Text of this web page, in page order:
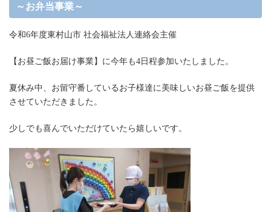
～お弁当事業～
令和6年度東村山市 社会福祉法人連絡会主催
【お昼ご飯お届け事業】に今年も4日程参加いたしました。
夏休み中、お留守番しているお子様達に美味しいお昼ご飯を提供
させていただきました。
少しでも喜んでいただけていたら嬉しいです。